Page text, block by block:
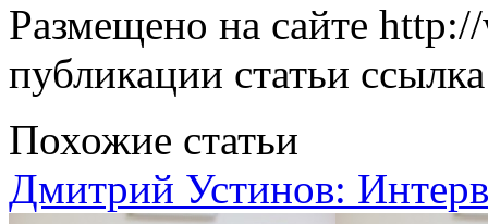
Размещено на сайте
публикации статьи
Похожие статьи
Дмитрий Устинов: